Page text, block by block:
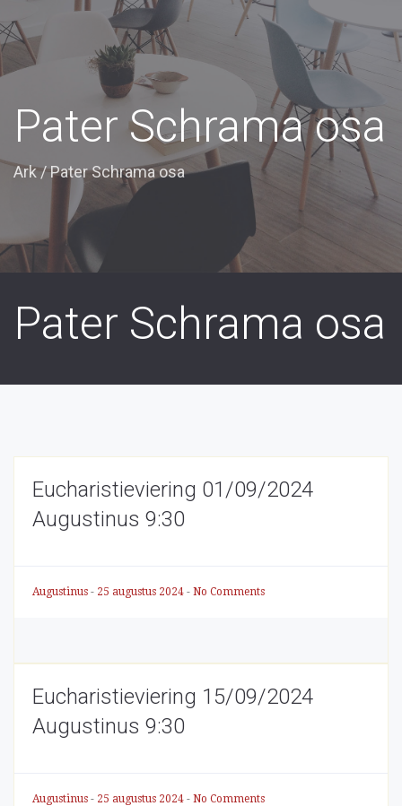
Pater Schrama osa
Ark/Pater Schrama osa
Pater Schrama osa
Eucharistieviering 01/09/2024
Augustinus 9:30
Augustinus - 25 augustus 2024 - No Comments
Eucharistieviering 15/09/2024
Augustinus 9:30
Augustinus - 25 augustus 2024 - No Comments